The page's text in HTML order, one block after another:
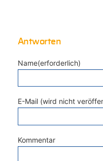
Antworten
Name(erforderlich)
E-Mail (wird nicht
Kommentar